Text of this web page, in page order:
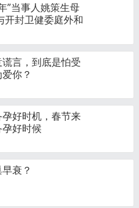
”当事人姚策生母
开封卫健委庭外和
言，到底是怕受
你？
好时机，春节来
好时候
衰？